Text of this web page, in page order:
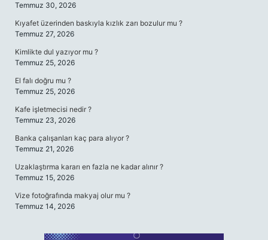
Temmuz 30, 2026
Kıyafet üzerinden baskıyla kızlık zarı bozulur mu ?
Temmuz 27, 2026
Kimlikte dul yazıyor mu ?
Temmuz 25, 2026
El falı doğru mu ?
Temmuz 25, 2026
Kafe işletmecisi nedir ?
Temmuz 23, 2026
Banka çalışanları kaç para alıyor ?
Temmuz 21, 2026
Uzaklaştırma kararı en fazla ne kadar alınır ?
Temmuz 15, 2026
Vize fotoğrafında makyaj olur mu ?
Temmuz 14, 2026